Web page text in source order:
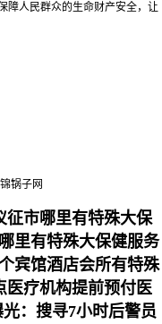
障人民群众的生命财产安全，让
锅子网
征市哪里有特殊大保
里有特殊大保健服务
宾馆酒店会所有特殊
医疗机构提前预付医
：搜寻7小时后警员